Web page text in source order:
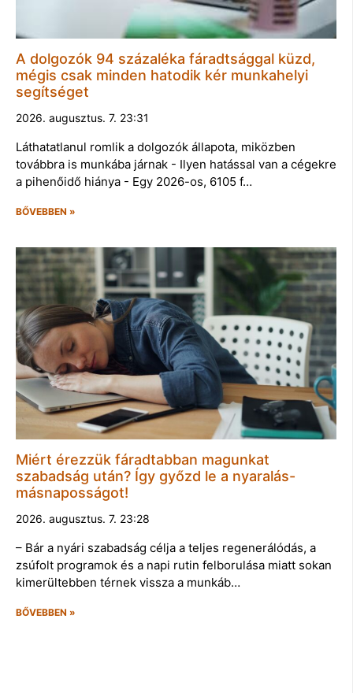
A dolgozók 94 százaléka fáradtsággal küzd,
mégis csak minden hatodik kér munkahelyi
segítséget
2026. augusztus. 7. 23:31
Láthatatlanul romlik a dolgozók állapota, miközben
továbbra is munkába járnak - Ilyen hatással van a cégekre
a pihenőidő hiánya - Egy 2026-os, 6105 f…
BŐVEBBEN »
Miért érezzük fáradtabban magunkat
szabadság után? Így győzd le a nyaralás-
másnaposságot!
2026. augusztus. 7. 23:28
– Bár a nyári szabadság célja a teljes regenerálódás, a
zsúfolt programok és a napi rutin felborulása miatt sokan
kimerültebben térnek vissza a munkáb…
BŐVEBBEN »